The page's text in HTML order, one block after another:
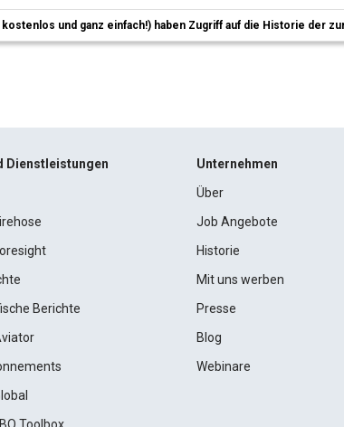
und ganz einfach!) haben Zugriff auf die Historie der
Dienstleistungen
Berichte
Unternehmen
Über
Job Angebote
Historie
Mit uns werben
Presse
Blog
Webinare